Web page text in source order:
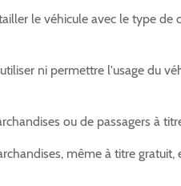
le véhicule avec le type de
ni permettre l'usage du
ou de passagers à
même à titre